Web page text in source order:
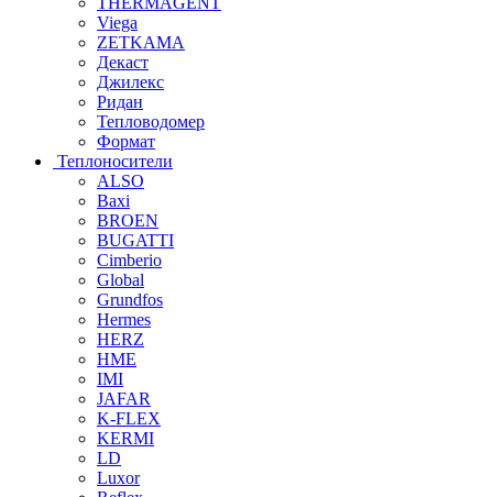
Viega
ZETKAMA
Декаст
Джилекс
Ридан
Тепловодомер
Формат
Теплоносители
ALSO
Baxi
BROEN
BUGATTI
Cimberio
Global
Grundfos
Hermes
HERZ
HME
IMI
JAFAR
K-FLEX
KERMI
LD
Luxor